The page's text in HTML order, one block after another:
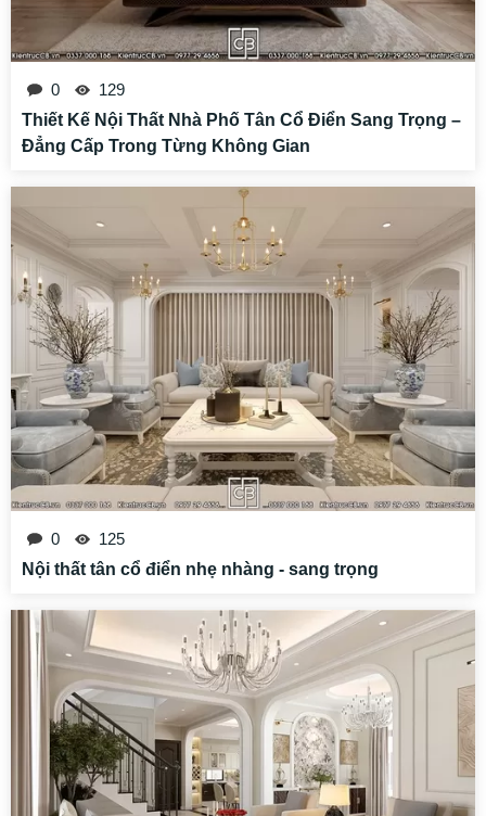
0
129
Thiết Kế Nội Thất Nhà Phố Tân Cổ Điển Sang Trọng –
Đẳng Cấp Trong Từng Không Gian
0
125
Nội thất tân cổ điển nhẹ nhàng - sang trọng